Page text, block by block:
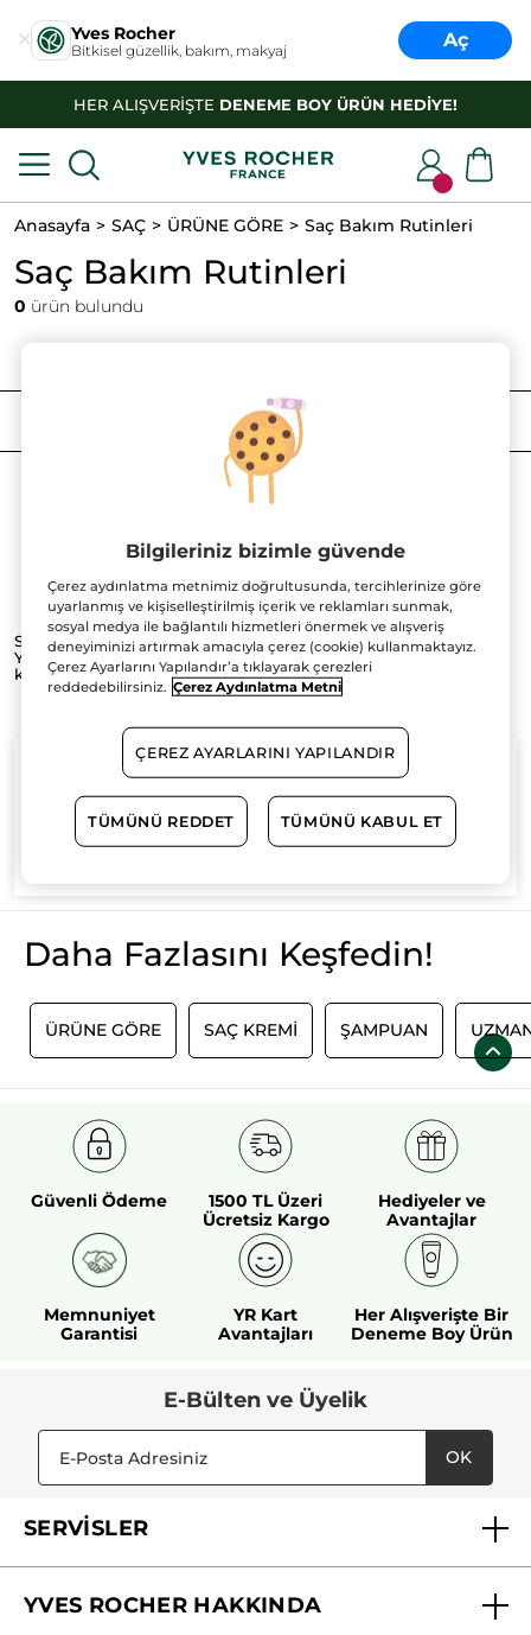
Yves Rocher
Bitkisel güzellik, bakım, makyaj Aç
HER ALIŞVERİŞTE DENEME BOY ÜRÜN HEDİYE!
Anasayfa SAÇ ÜRÜNE GÖRE Saç Bakım Rutinleri
Saç Bakım Rutinleri
0 ürün bulundu
SIRALAMA
Saç Bakım Rutini
Saç bakım rutininiz için tüm saç tiplerine özel bakım ürünleri
Yves Rocher'de! Rutine ilk olarak şampuan ile sonrasında saç
kremi ile haftada 1 ya da 2 kere saç maskesi uygulayarak
devam edebilirsiniz. Saç bakım rutininize saç peelingi, saç
Canlı,parlak ve sağlıklı saçlara sahip olmak için saçınızın tüm
ihtiyacını karşılamak üzere geliştirilen saç ürünlerimiz, saçı
kökten uca besleyerek, yenilenmesine ve sağlıkla uzamasına
yardımcı olur.Yenilenen serimizin yıldız bitkisel içeriği Organik
beslenmiş saç köklerinin oluşmasını sağlar
%100bitkisel
60 hektarlıkbitkisel
Daha Fazlasını Keşfedin!
ÜRÜNE GÖRE SAÇ KREMI ŞAMPUAN
Güvenli Ödeme
1500 TL Üzeri
Ücretsiz Kargo
Hediyeler ve
Avantajlar
Memnuniyet
Garantisi
YR Kart
Avantajları
Her Alışverişte Bir
Deneme Boy Ürün
E-Bülten ve Üyelik
OK
SERVİSLER
YVES ROCHER HAKKINDA
Bilgileriniz bizimle güvende
Çerez aydınlatma metnimiz doğrultusunda, tercihlerinize göre
uyarlanmış ve kişiselleştirilmiş içerik ve reklamları sunmak,
sosyal medya ile bağlantılı hizmetleri önermek ve alışveriş
deneyiminizi artırmak amacıyla çerez (cookie) kullanmaktayız.
Çerez Ayarlarını Yapılandır’a tıklayarak çerezleri
reddedebilirsiniz. Çerez Aydınlatma Metni
ÇEREZ AYARLARINI YAPILANDIR
TÜMÜNÜ REDDET TÜMÜNÜ KABUL ET